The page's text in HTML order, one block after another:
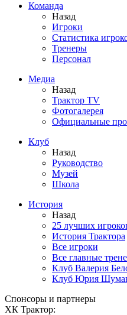
Команда
Назад
Игроки
Статистика
Тренеры
Персонал
Медиа
Назад
Трактор TV
Фотогалерея
Официальные
Клуб
Назад
Руководство
Музей
Школа
История
Назад
25 лучших
История Трактора
Все игроки
Все главные
Клуб Валерия
Клуб Юрия
Спонсоры и партнеры
ХК Трактор: